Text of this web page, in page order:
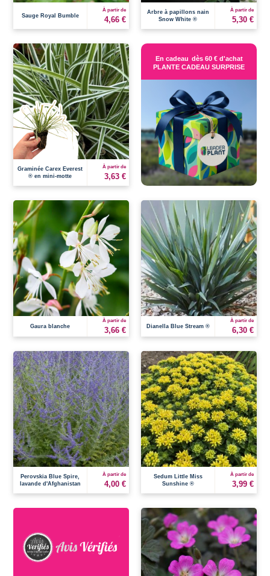
Sauge Royal Bumble
À partir de
4,66 €
Arbre à papillons nain
Snow White ®
À partir de
5,30 €
Graminée Carex Everest
® en mini-motte
À partir de
3,63 €
En cadeau dès 60 € d'achat
PLANTE CADEAU SURPRISE
Gaura blanche
À partir de
3,66 € Dianella Blue Stream ®
À partir de
6,30 €
Perovskia Blue Spire,
lavande d'Afghanistan
À partir de
4,00 €
Sedum Little Miss
Sunshine ®
À partir de
3,99 €